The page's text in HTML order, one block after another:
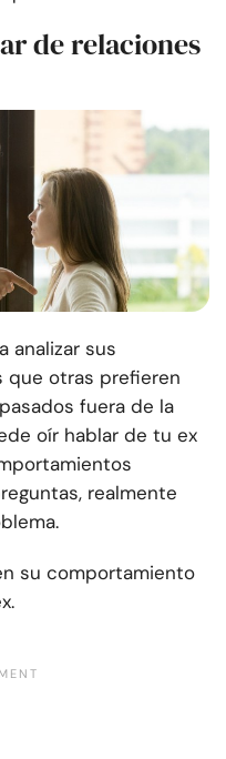
de relaciones
analizar sus
que otras prefieren
fuera de la
oír hablar de tu ex
realmente
su comportamiento